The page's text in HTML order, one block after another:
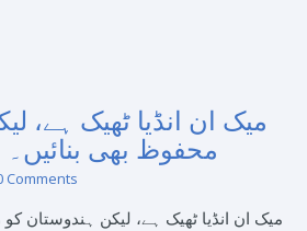
میک ان انڈیا ٹھیک ہے،
محفوظ بھی
Comments
میک ان انڈیا ٹھیک ہے، لیکن ہندوستان